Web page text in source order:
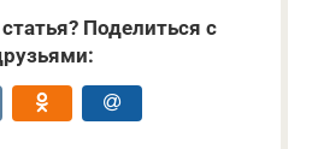
Поделиться с